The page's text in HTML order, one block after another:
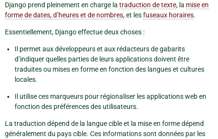
Django prend pleinement en charge la traduction de texte, la mise en
forme de dates, d’heures et de nombres, et lesfuseaux horaires.
Essentiellement, Django effectue deux choses :
Il permet aux développeurs et aux rédacteurs de gabarits
d’indiquer quelles parties de leurs applications doivent être
traduites ou mises en forme en fonction des langues et cultures
locales.
Il utilise ces marqueurs pour régionaliser les applications web en
fonction des préférences des utilisateurs.
La traduction dépend de la langue cible et la mise en forme dépend
généralement du pays cible. Ces informations sont données par les